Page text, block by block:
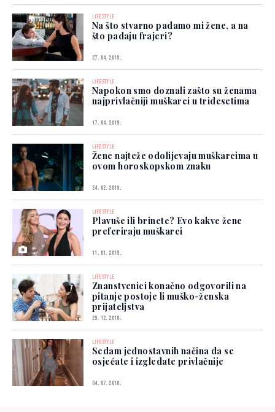
LIFESTYLE
Na što stvarno padamo mi žene, a na
što padaju frajeri?
27. 04. 2019.
LIFESTYLE
Napokon smo doznali zašto su ženama
najprivlačniji muškarci u tridesetima
17. 04. 2019.
LIFESTYLE
Žene najteže odolijevaju muškarcima u
ovom horoskopskom znaku
24. 02. 2019.
LIFESTYLE
Plavuše ili brinete? Evo kakve žene
preferiraju muškarci
11. 01. 2019.
LIFESTYLE
Znanstvenici konačno odgovorili na
pitanje postoje li muško-ženska
prijateljstva
29. 12. 2018.
LIFESTYLE
Sedam jednostavnih načina da se
osjećate i izgledate privlačnije
04. 07. 2018.